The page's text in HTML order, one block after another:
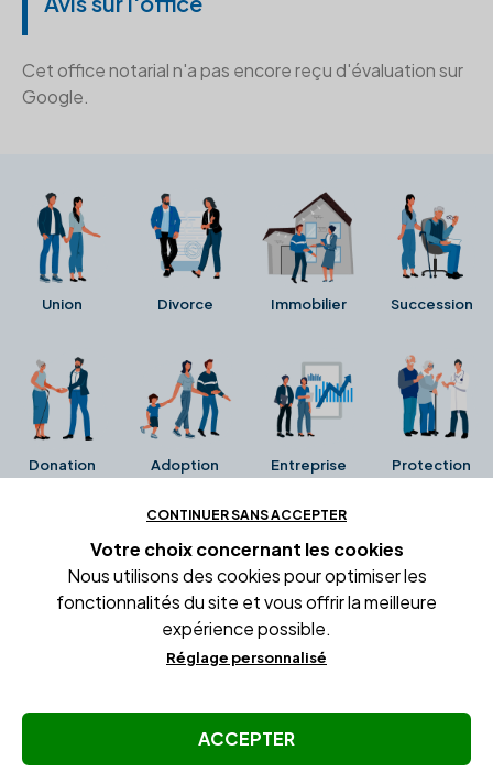
Cet office notarial n'a pas encore reçu d'évaluation sur
Google.
Union Divorce Immobilier Succession
Donation Adoption Entreprise Protection
Ces avis proviennent directement de la fiche Google
Business de l'office notarial. Ils n'ont ni été collectés ni
été vérifiés par Alexia.fr.
Conditions générales d'utilisation
Gestion des cookies
CONTINUER SANS ACCEPTER
Votre choix concernant les cookies
Nous utilisons des cookies pour optimiser les
fonctionnalités du site et vous offrir la meilleure
expérience possible.
Réglage personnalisé
ACCEPTER